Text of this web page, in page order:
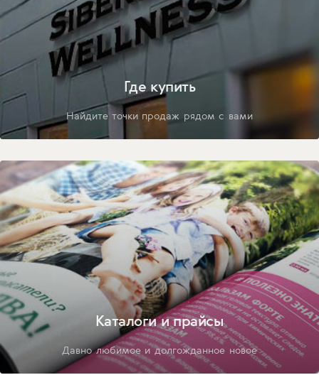
Где купить
Найдите точки продаж рядом с вами
Каталоги и прайсы
Давно любимое и долгожданное новое